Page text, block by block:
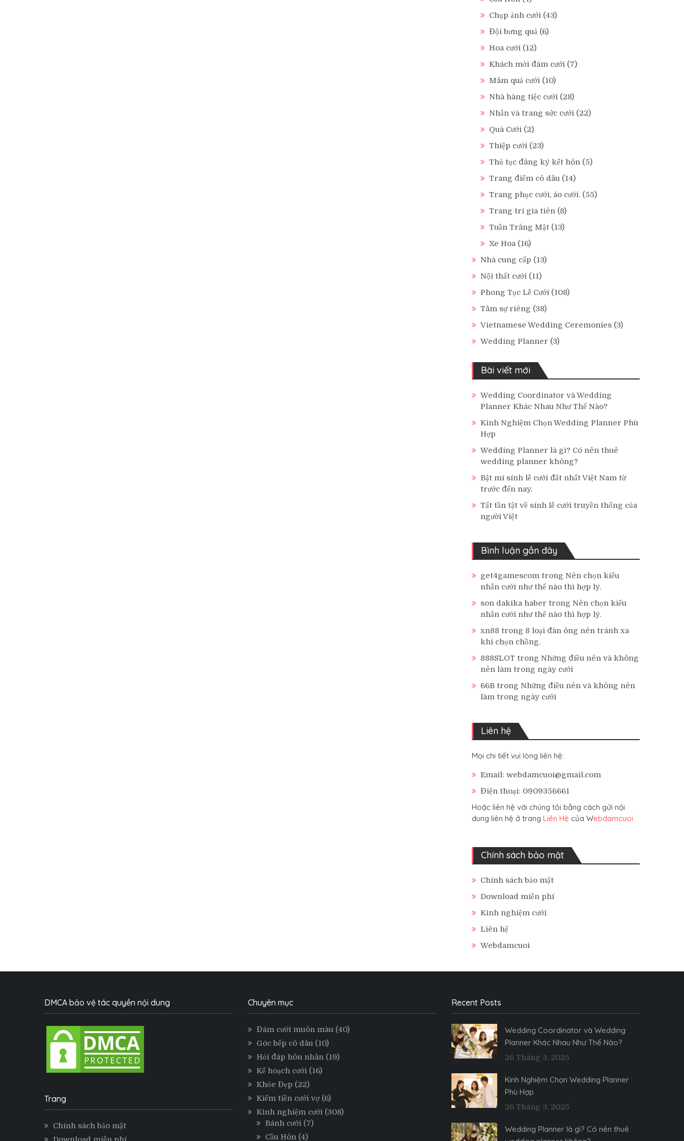
Chụp ảnh cưới (43)
Đội bưng quả (6)
Hoa cưới (12)
Khách mời đám cưới (7)
Mâm quả cưới (10)
Nhà hàng tiệc cưới (28)
Nhẫn và trang sức cưới (22)
Quà Cưới (2)
Thiệp cưới (23)
Thủ tục đăng ký kết hôn (5)
Trang điểm cô dâu (14)
Trang phục cưới, áo cưới. (55)
Trang trí gia tiên (8)
Tuần Trăng Mật (13)
Xe Hoa (16)
Nhà cung cấp (13)
Nội thất cưới (11)
Phong Tục Lễ Cưới (108)
Tâm sự riêng (38)
Vietnamese Wedding Ceremonies (3)
Wedding Planner (3)
Bài viết mới
Wedding Coordinator và Wedding
Planner Khác Nhau Như Thế Nào?
Kinh Nghiệm Chọn Wedding Planner Phù
Hợp
Wedding Planner là gì? Có nên thuê
wedding planner không?
Bật mí sính lễ cưới đắt nhất Việt Nam từ
trước đến nay.
Tất tần tật về sính lễ cưới truyền thống của
người Việt
Bình luận gần đây
get4gamescom trong Nên chọn kiểu
nhẫn cưới như thế nào thì hợp lý.
son dakika haber trong Nên chọn kiểu
nhẫn cưới như thế nào thì hợp lý.
xn88 trong 8 loại đàn ông nên tránh xa
khi chọn chồng.
888SLOT trong Những điều nên và không
nên làm trong ngày cưới
66B trong Những điều nên và không nên
làm trong ngày cưới
Liên hệ
Mọi chi tiết vui lòng liên hệ:
Email: webdamcuoi@gmail.com
Điện thoại: 0909356661
Hoặc liên hệ với chúng tôi bằng cách gửi nội
dung liên hệ ở trang Liên Hệ của Webdamcuoi
Chính sách bảo mật
Chính sách bảo mật
Download miễn phí
Kinh nghiệm cưới
Liên hệ
Webdamcuoi
DMCA bảo vệ tác quyền nội dung
Trang
Chính sách bảo mật
Chuyên mục
Đám cưới muôn màu(40)
Góc bếp cô dâu(10)
Hỏi đáp hôn nhân(19)
Kế hoạch cưới(16)
Khỏe Đẹp (22)
Kiếm tiền cưới vợ(6)
Kinh nghiệm cưới(308)
Bánh cưới(7)
Cầu Hôn(4)
Recent Posts
Wedding Coordinator và Wedding
Planner Khác Nhau Như Thế Nào?
26 Tháng 3, 2025
Kinh Nghiệm Chọn Wedding Planner
Phù Hợp
26 Tháng 3, 2025
Wedding Planner là gì? Có nên thuê